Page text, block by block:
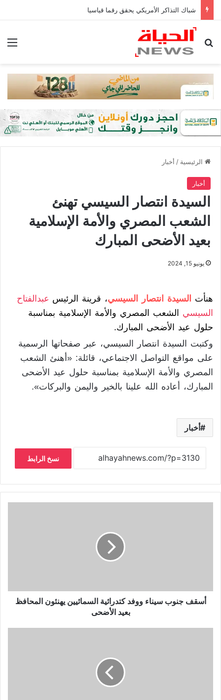
شباك التذاكر الأمريكي يحقق رقما قياسيا
بحث عن
الرئيسية / أخبار
أخبار
السيدة انتصار السيسي تهنئ
الشعب المصري والأمة الإسلامية
بعيد الأضحى المبارك
يونيو 15, 2024
هنأت السيدة انتصار السيسي، قرينة الرئيس عبدالفتاح
السيسي
الشعب المصري والأمة الإسلامية بمناسبة
حلول عيد الأضحى المبارك.
وكتبت السيدة انتصار السيسي، عبر صفحاتها الرسمية
على مواقع التواصل الاجتماعي، قائلة: «أهنئ الشعب
المصري والأمة الإسلامية بمناسبة حلول عيد الأضحى
المبارك، أعاده الله علينا بالخير واليمن والبركات».
أخبار
نسخ الرابط
أسقف جنوب سيناء ووفد كتدرائية السمائيين يهنئون المحافظ
بعيد الأضحى